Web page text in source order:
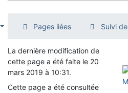
Pages liées Suivi
La dernière modification de
cette page a été faite le 20
mars 2019 à 10:31.
Cette page a été consultée